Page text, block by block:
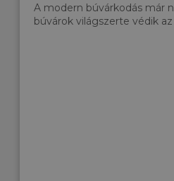
A modern búvárkodás már
búvárok világszerte védik az